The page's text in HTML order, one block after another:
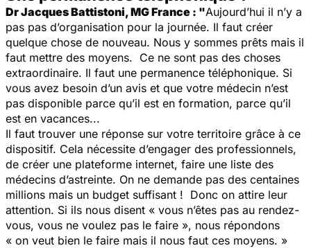
Dr Jacques Battistoni, MG France : "Aujourd’hui il n’y a
pas pas d’organisation pour la journée. Il faut créer
quelque chose de nouveau. Nous y sommes prêts mais il
faut mettre des moyens. Ce ne sont pas des choses
extraordinaire. Il faut une permanence téléphonique. Si
vous avez besoin d’un avis et que votre médecin n’est
pas disponible parce qu’il est en formation, parce qu’il
est en vacances...
Il faut trouver une réponse sur votre territoire grâce à ce
dispositif. Cela nécessite d’engager des professionnels,
de créer une plateforme internet, faire une liste des
médecins d’astreinte. On ne demande pas des centaines
millions mais un budget suffisant ! Donc on attire leur
attention. Si ils nous disent « vous n’êtes pas au rendez-
vous, vous ne voulez pas le faire », nous répondons
« on veut bien le faire mais il nous faut ces moyens. »